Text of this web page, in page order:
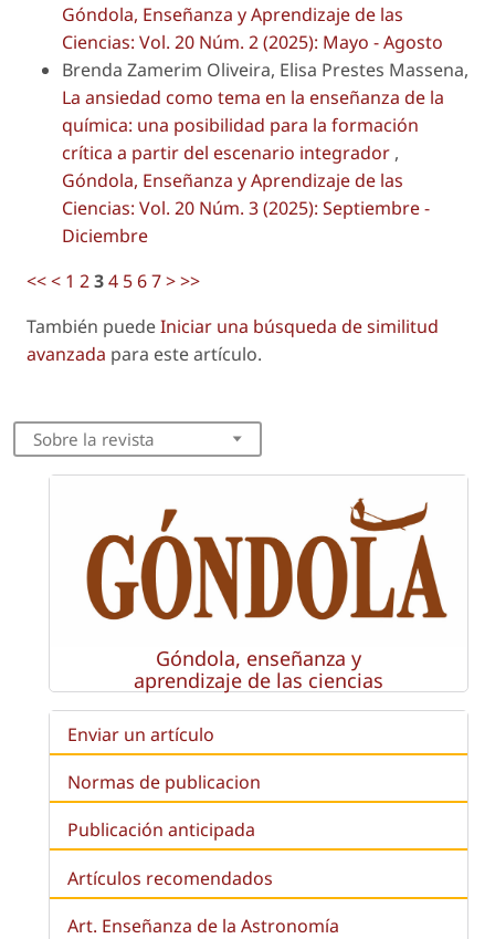
Góndola, Enseñanza y Aprendizaje de las
Ciencias: Vol. 20 Núm. 2 (2025): Mayo - Agosto
Brenda Zamerim Oliveira, Elisa Prestes Massena,
La ansiedad como tema en la enseñanza de la
química: una posibilidad para la formación
crítica a partir del escenario integrador ,
Góndola, Enseñanza y Aprendizaje de las
Ciencias: Vol. 20 Núm. 3 (2025): Septiembre -
Diciembre
<<< 1 234 567>>>
También puedeIniciar una búsqueda de similitud
avanzada para este artículo.
Sobre la revista
Góndola, enseñanza y
aprendizaje de las ciencias
Enviar un artículo
Normas de publicacion
Publicación anticipada
Artículos recomendados
Art. Enseñanza de la Astronomía